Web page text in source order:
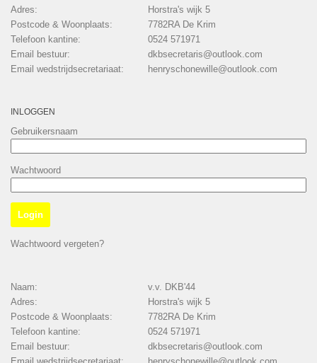
Adres:
Horstra's wijk 5
Postcode & Woonplaats:
7782RA De Krim
Telefoon kantine:
0524 571971
Email bestuur:
dkbsecretaris@outlook.com
Email wedstrijdsecretariaat:
henryschonewille@outlook.com
INLOGGEN
Gebruikersnaam
Wachtwoord
Wachtwoord vergeten?
Naam:
v.v. DKB'44
Adres:
Horstra's wijk 5
Postcode & Woonplaats:
7782RA De Krim
Telefoon kantine:
0524 571971
Email bestuur:
dkbsecretaris@outlook.com